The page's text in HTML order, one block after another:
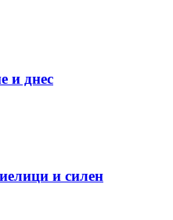
и днес
и силен